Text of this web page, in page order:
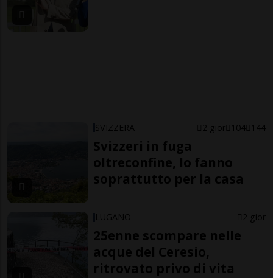
SVIZZERA 2 gior 104 144
Svizzeri in fuga
oltreconfine, lo fanno
soprattutto per la casa
LUGANO 2 gior
25enne scompare nelle
acque del Ceresio,
ritrovato privo di vita